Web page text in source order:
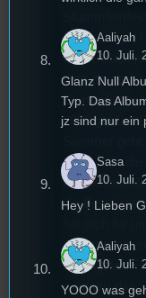
Deutschland
wurde auch
dem
2022 gekürt.
Festival in die
Runde und
die
genommen
wichtigsten
rund um das
Aaliyah
10. Juli.
Glanz Null
Typ. Das
jz sind nur ein
Sasa
10. Juli.
Hey ! Lieben
Aaliyah
10. Juli.
YOOO was